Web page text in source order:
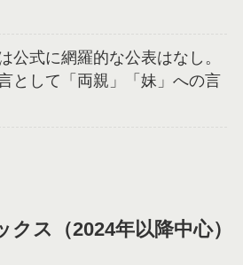
公式に網羅的な公表はなし。
として「両親」「妹」への言
ス（2024年以降中心）